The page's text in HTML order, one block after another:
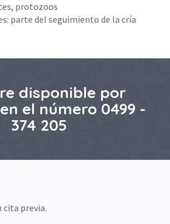
protozoos
parte del seguimiento de la cría
disponible por
el número 0499 -
374 205
cita previa.